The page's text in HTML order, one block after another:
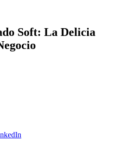
Soft: La Delicia